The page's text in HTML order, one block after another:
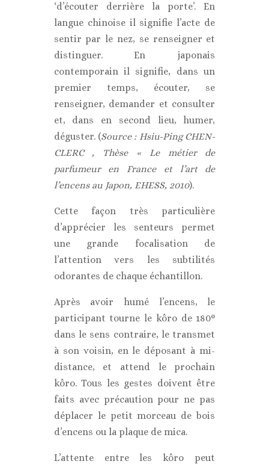
‘d’écouter derrière la porte’. En
langue chinoise il signifie l’acte de
sentir par le nez, se renseigner et
distinguer. En japonais
contemporain il signifie, dans un
premier temps, écouter, se
renseigner, demander et consulter
et, dans en second lieu, humer,
déguster. (Source : Hsiu-Ping CHEN-
CLERC , Thèse « Le métier de
parfumeur en France et l’art de
l’encens au Japon, EHESS, 2010).
Cette façon très particulière
d’apprécier les senteurs permet
une grande focalisation de
l’attention vers les subtilités
odorantes de chaque échantillon.
Après avoir humé l’encens, le
participant tourne le kôro de 180°
dans le sens contraire, le transmet
à son voisin, en le déposant à mi-
distance, et attend le prochain
kôro. Tous les gestes doivent être
faits avec précaution pour ne pas
déplacer le petit morceau de bois
d’encens ou la plaque de mica.
L’attente entre les kôro peut